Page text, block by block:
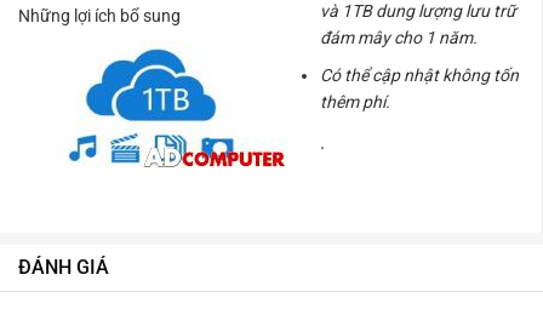
Những lợi ích bổ sung
và 1TB dung lượng lưu trữ
đám mây cho 1 năm.
Có thể cập nhật không tốn
thêm phí.
.
ĐÁNH GIÁ